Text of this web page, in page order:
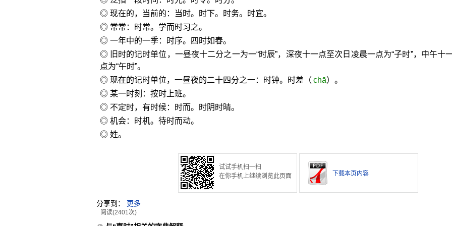
◎ 现在的，当前的：当时。时下。时务。时宜。
◎ 常常：时常。学而时习之。
◎ 一年中的一季：时序。四时如春。
◎ 旧时的记时单位，一昼夜十二分之一为一“时辰”，深夜十一点至次日凌晨一点为“子时”，中午十
点为“午时”。
◎ 现在的记时单位，一昼夜的二十四分之一：时钟。时差（ chā）。
◎ 某一时刻：按时上班。
◎ 不定时，有时候：时而。时阴时晴。
◎ 机会：时机。待时而动。
◎ 姓。
试试手机扫一扫
在你手机上继续浏览此页面
下载本页内容
分享到： 更多
阅读(2401次)